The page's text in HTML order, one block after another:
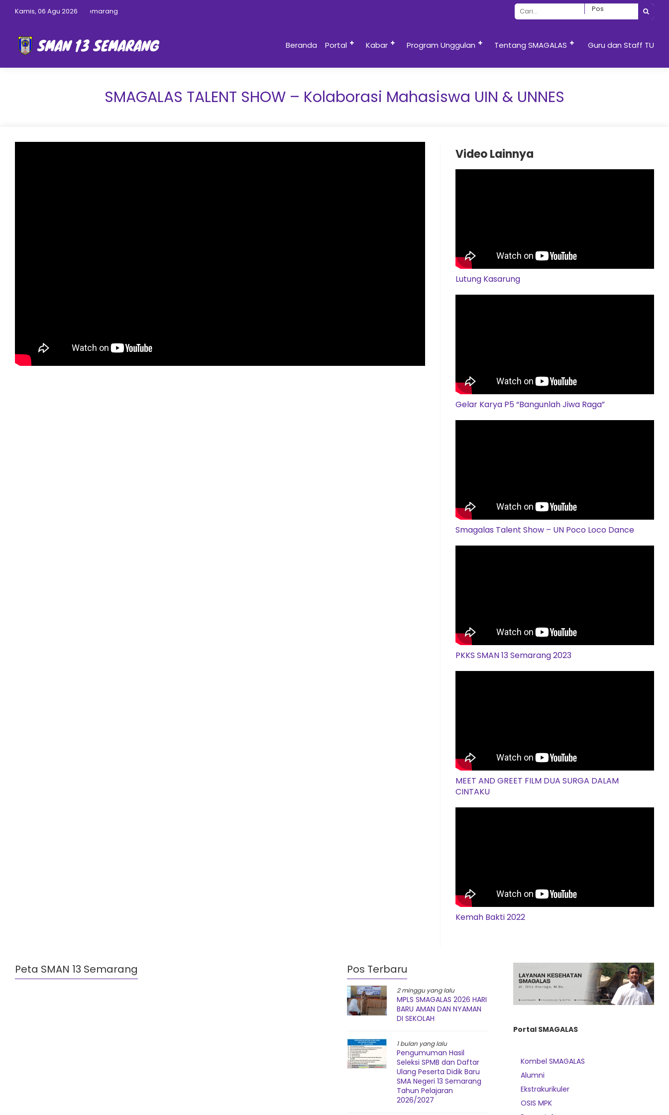
Kamis, 06 Agu 2026
Resmi SMAN 13 Semarang
Beranda Portal Kabar Program Unggulan Tentang SMAGALAS Guru dan Staff TU
SMAGALAS TALENT SHOW – Kolaborasi Mahasiswa UIN & UNNES
Video Lainnya
Lutung Kasarung
Gelar Karya P5 “Bangunlah Jiwa Raga”
Smagalas Talent Show – UN Poco Loco Dance
PKKS SMAN 13 Semarang 2023
MEET AND GREET FILM DUA SURGA DALAM
CINTAKU
Kemah Bakti 2022
Peta SMAN 13 Semarang Pos Terbaru
2 minggu yang lalu
MPLS SMAGALAS 2026 HARI
BARU AMAN DAN NYAMAN
DI SEKOLAH
1 bulan yang lalu
Pengumuman Hasil
Seleksi SPMB dan Daftar
Ulang Peserta Didik Baru
SMA Negeri 13 Semarang
Tahun Pelajaran
2026/2027
Portal SMAGALAS
Kombel SMAGALAS
Alumni
Ekstrakurikuler
OSIS MPK